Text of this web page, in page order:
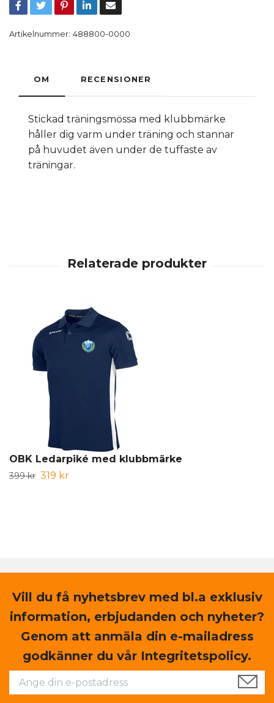
Artikelnummer: 488800-0000
OM RECENSIONER
Stickad träningsmössa med klubbmärke
håller dig varm under träning och stannar
på huvudet även under de tuffaste av
träningar.
OBK Ledarpiké med klubbmärke
399 kr 319 kr
Vill du få nyhetsbrev med bl.a exklusiv
information, erbjudanden och nyheter?
Genom att anmäla din e-mailadress
godkänner du vår Integritetspolicy.